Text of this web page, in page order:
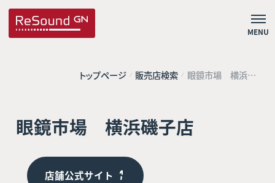
MENU
トップページ 販売店検索 眼鏡市場 横浜磯
子店
眼鏡市場 横浜磯子店
店舗公式サイト